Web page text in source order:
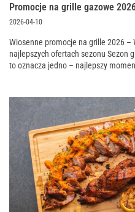
Promocje na grille gazowe
2026-04-10
Wiosenne promocje na grille 2026 –
najlepszych ofertach sezonu Sezon
to oznacza jedno – najlepszy